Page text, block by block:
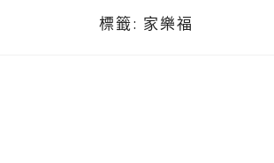
標籤: 家樂福